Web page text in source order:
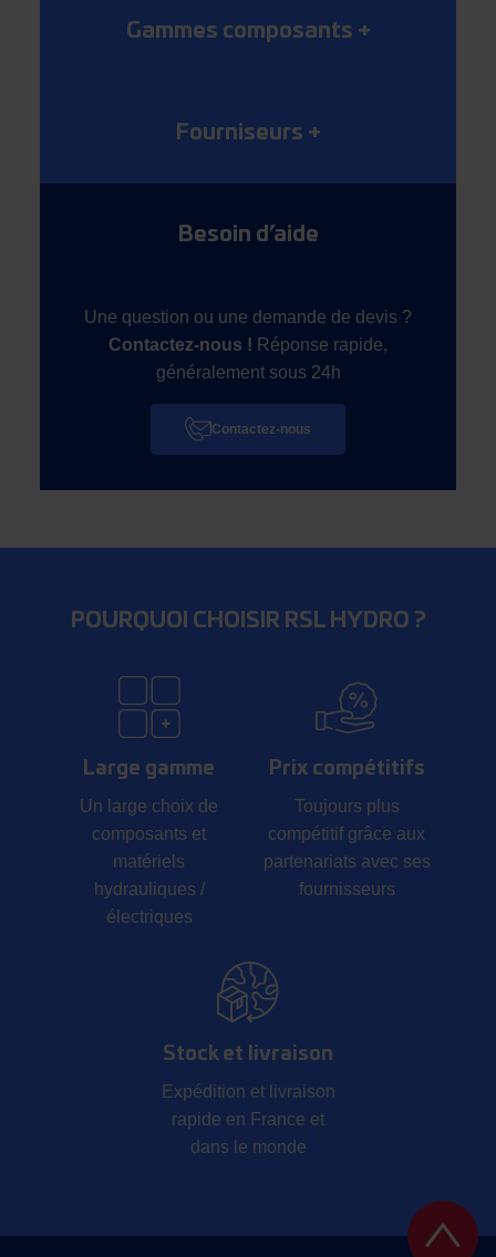
Gammes composants +
Fourniseurs +
Besoin d’aide
Une question ou une demande de devis ?
Contactez-nous ! Réponse rapide,
généralement sous 24h
Contactez-nous
POURQUOI CHOISIR RSL HYDRO ?
Large gamme
Un large choix de
composants et
matériels
hydrauliques /
électriques
Prix compétitifs
Toujours plus
compétitif grâce aux
partenariats avec ses
fournisseurs
Stock et livraison
Expédition et livraison
rapide en France et
dans le monde